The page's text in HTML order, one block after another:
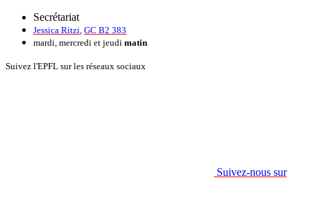
Secrétariat
Jessica Ritzi GC B2 383
mardi, mercredi et jeudi matin
Suivez l'EPFL sur les réseaux sociaux
Suivez-nous sur